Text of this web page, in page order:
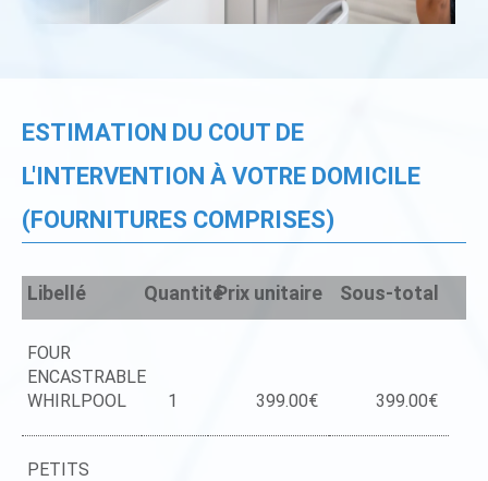
ESTIMATION DU COUT DE
L'INTERVENTION À VOTRE DOMICILE
(FOURNITURES COMPRISES)
Libellé QuantitéPrix unitaire Sous-total
FOUR
ENCASTRABLE
WHIRLPOOL
1 399.00€ 399.00€
PETITS